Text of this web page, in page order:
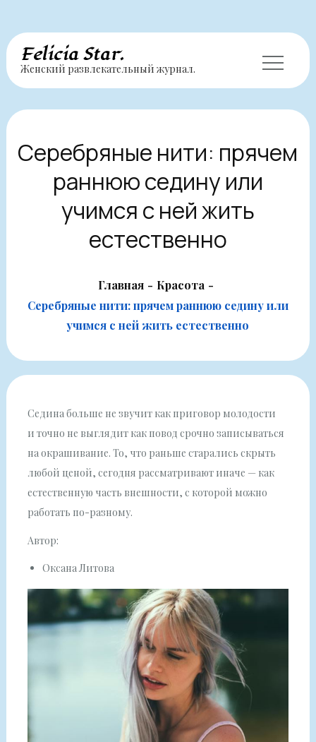
Перейти
содержимому
Felicia Star.
Женский развлекательный журнал.
Серебряные нити: прячем
раннюю седину или
учимся с ней жить
естественно
Главная
Красота
Серебряные нити: прячем раннюю седину или
учимся с ней жить естественно
Седина больше не звучит как приговор молодости
и точно не выглядит как повод срочно записываться
на окрашивание. То, что раньше старались скрыть
любой ценой, сегодня рассматривают иначе — как
естественную часть внешности, с которой можно
работать по-разному.
Автор:
Оксана Литова